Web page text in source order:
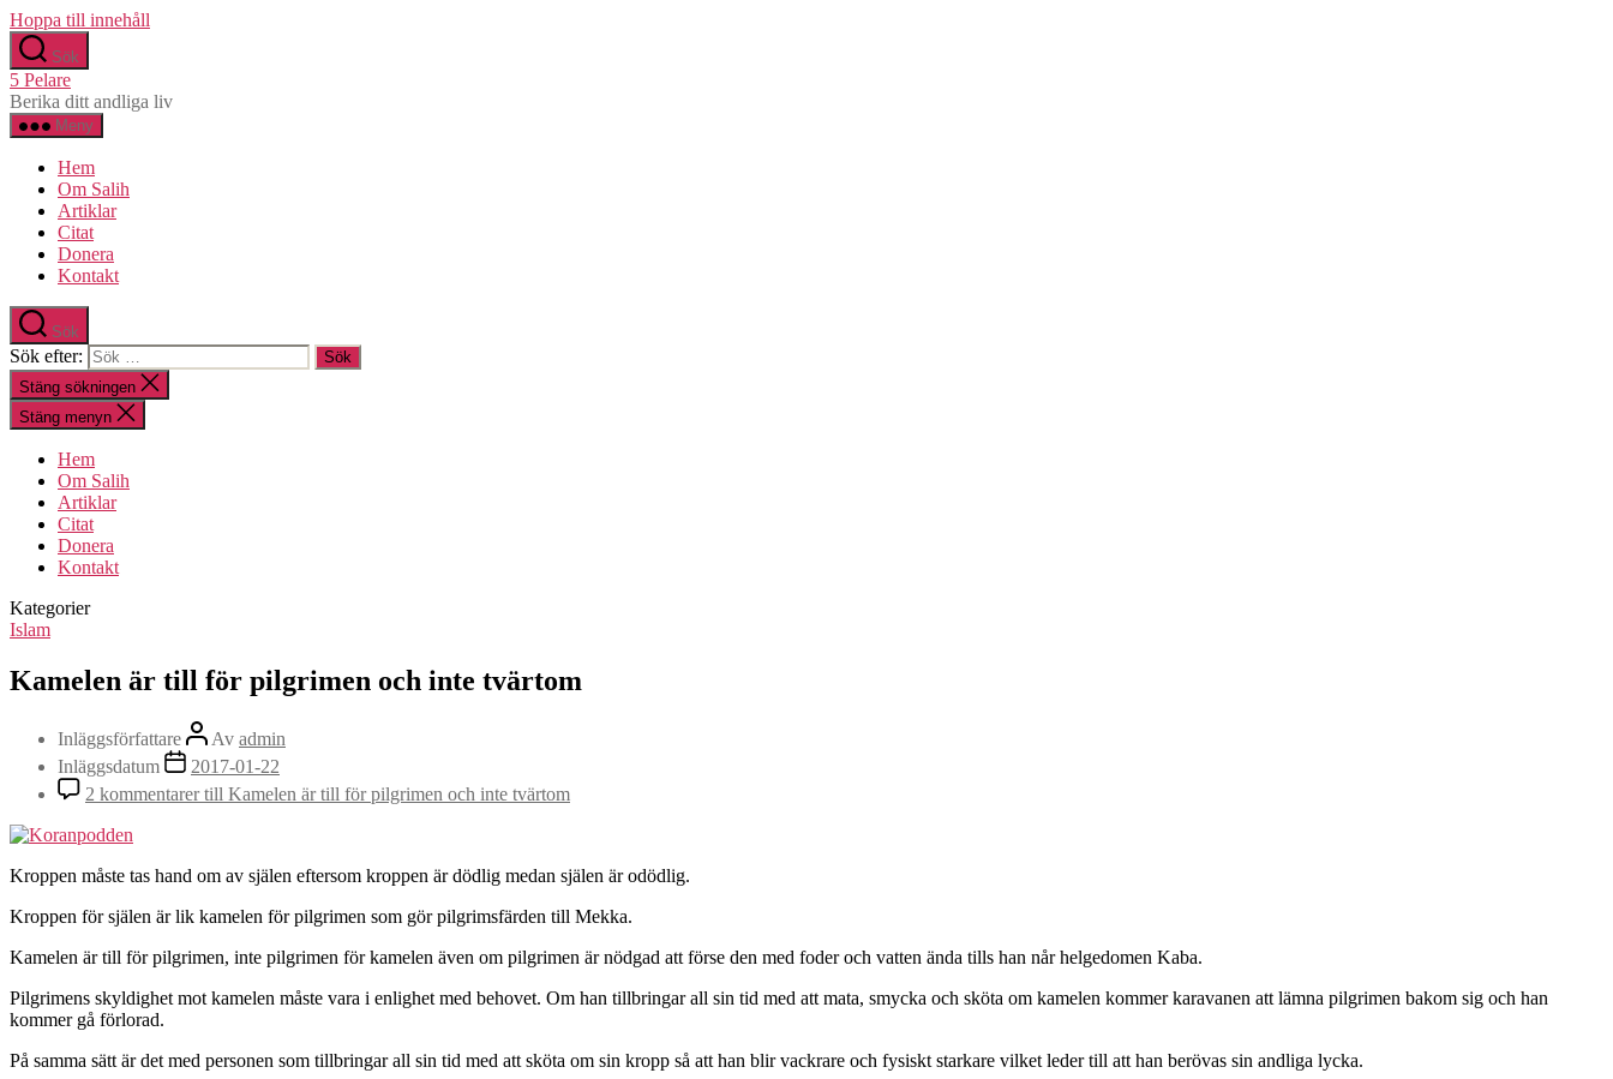
Hoppa till innehåll
Sök
5 Pelare
Berika ditt andliga liv
Meny
Hem
Om Salih
Artiklar
Citat
Donera
Kontakt
Sök
Sök efter:
Stäng sökningen
Stäng menyn
Hem
Om Salih
Artiklar
Citat
Donera
Kontakt
Kategorier
Islam
Kamelen är till för pilgrimen och inte tvärtom
Inläggsförfattare Av admin
Inläggsdatum
2017-01-22
2 kommentarertill Kamelen är till för pilgrimen och inte tvärtom
Kroppen måste tas hand om av själen eftersom kroppen är dödlig medan själen är odödlig.
Kroppen för själen är lik kamelen för pilgrimen som gör pilgrimsfärden till Mekka.
Kamelen är till för pilgrimen, inte pilgrimen för kamelen även om pilgrimen är nödgad att förse den med foder och vatten ända tills han når helgedomen Kaba.
Pilgrimens skyldighet mot kamelen måste vara i enlighet med behovet. Om han tillbringar all sin tid med att mata, smycka och sköta om kamelen kommer karavanen att lämna pilgrimen bakom sig och han
kommer gå förlorad.
På samma sätt är det med personen som tillbringar all sin tid med att sköta om sin kropp så att han blir vackrare och fysiskt starkare vilket leder till att han berövas sin andliga lycka.